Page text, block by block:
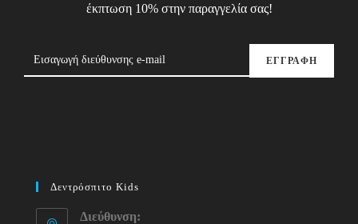
έκπτωση 10% στην παραγγελία σας!
ΕΓΓΡΑΦΗ
Δεντρόσπιτο Kids
Διεύθυνση: